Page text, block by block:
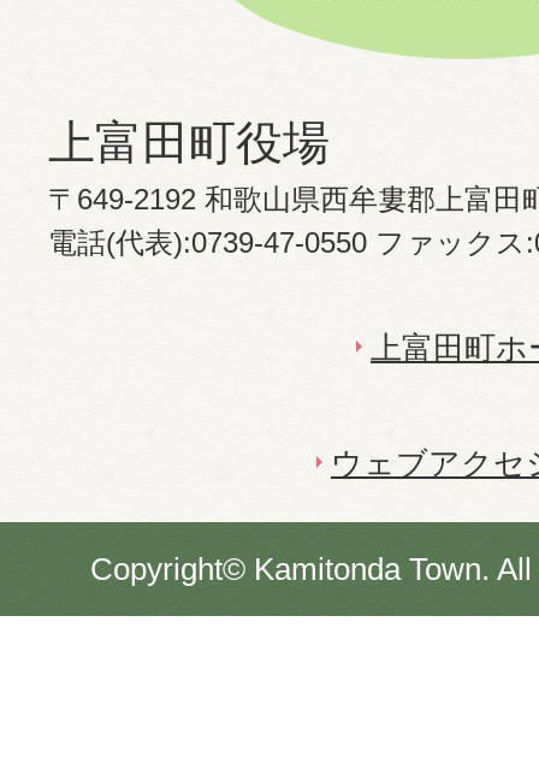
上富田町役場
〒649-2192 和歌山県西牟婁郡上富田
電話(代表):0739-47-0550 ファックス
上富田町
ウェブアクセ
Copyright© Kamitonda Town.